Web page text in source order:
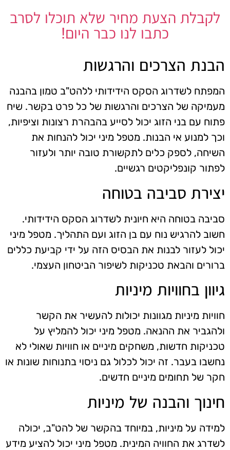
לקבלת הצעת מחיר שלא תוכלו לסרב
כתבו לנו כבר היום!
הבנת הצרכים והרגשות
המפתח לשדרוג הסקס הידידותי ללהט"ב טמון בהבנה
מעמיקה של הצרכים והרגשות של כל פרט בקשר. שיח
פתוח עם בני הזוג יכול לסייע בהבהרת רצונות וציפיות,
וכך למנוע אי הבנות. מטפל מיני יכול להנחות את
השיחה, לספק כלים לתקשורת טובה יותר ולעזור
לפתור קונפליקטים רגשיים.
יצירת סביבה בטוחה
סביבה בטוחה היא חיונית לשדרוג הסקס הידידותי.
חשוב להרגיש נוח עם בן הזוג ועם התהליך. מטפל מיני
יכול לעזור לבנות את הבסיס הזה על ידי קביעת כללים
ברורים והבאת טכניקות לשיפור הביטחון העצמי.
גיוון בחוויות מיניות
חוויות מיניות מגוונות יכולות להעשיר את הקשר
ולהגביר את ההנאה. מטפל מיני יכול להמליץ על
טכניקות חדשות, משחקים מיניים או חוויות שאולי לא
נחשבו בעבר. זה יכול לכלול גם ניסוי בתנוחות שונות או
חקר של תחומים מיניים חדשים.
חינוך והבנה של מיניות
למידה על מיניות, במיוחד בהקשר של להט"ב, יכולה
לשדרג את החוויה המינית. מטפל מיני יכול להציע מידע